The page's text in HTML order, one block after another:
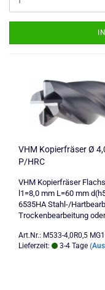
VHM Kopierfräser Ø
P/HRC
VHM Kopierfräser
l1=8,0 mm L=60 mm
6535HA Stahl-/
Trockenbearbeitung
Art.Nr.: M533-4,0R0,5
Lieferzeit:
3-4 Tage